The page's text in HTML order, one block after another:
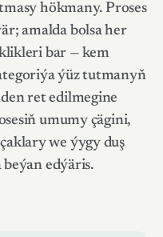
hökmany. Proses
amalda bolsa her
bar — kem
ýüz tutmanyň
ret edilmegine
umumy çägini,
we ýygy duş
beýan edýäris.